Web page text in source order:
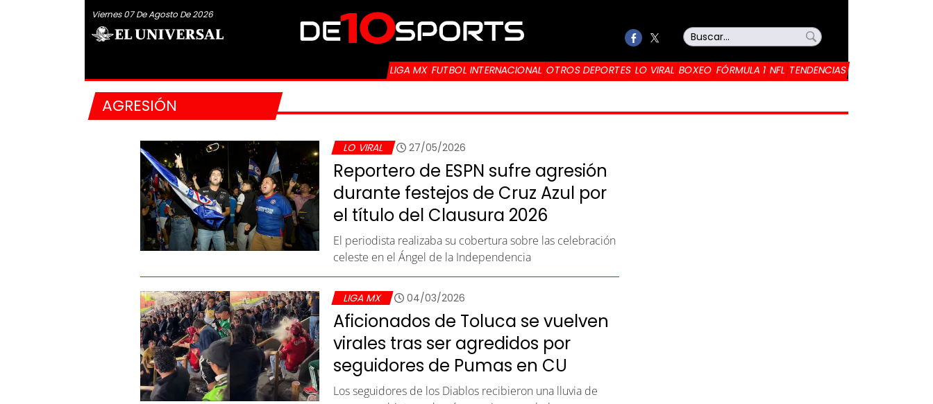
Viernes 07 De Agosto De 2026
LIGA MX FUTBOL INTERNACIONAL OTROS DEPORTES LO VIRAL BOXEO FÓRMULA 1 NFL TENDENCIAS
AGRESIÓN
LO VIRAL 27/05/2026
Reportero de ESPN sufre agresión
durante festejos de Cruz Azul por
el título del Clausura 2026
El periodista realizaba su cobertura sobre las celebración
celeste en el Ángel de la Independencia
LIGA MX 04/03/2026
Aficionados de Toluca se vuelven
virales tras ser agredidos por
seguidores de Pumas en CU
Los seguidores de los Diablos recibieron una lluvia de